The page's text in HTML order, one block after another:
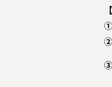
①
②
③